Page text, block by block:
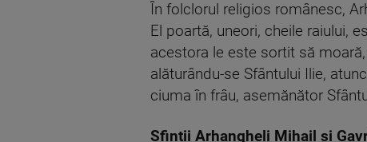
În folclorul religios românesc,
El poartă, uneori, cheile raiului,
acestora le este sortit să
alăturându-se Sfântului Ilie,
ciuma în frâu, asemănător
Sfinții Arhangheli Mihail și